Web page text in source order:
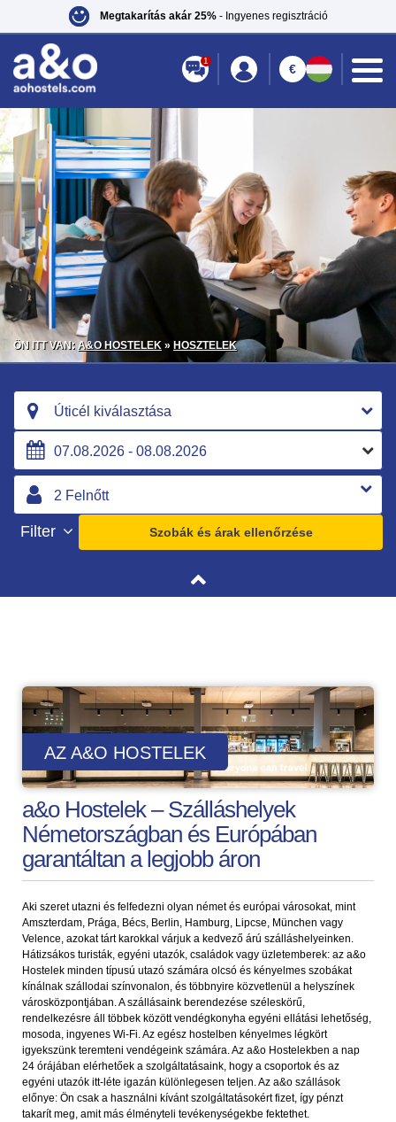
Megtakarítás akár 25% - Ingyenes regisztráció
1
€
ÖN ITT VAN: A&O HOSTELEK » HOSZTELEK
Úticél kiválasztása
Filter Szobák és árak ellenőrzése
AZ A&O HOSTELEK
a&o Hostelek – Szálláshelyek
Németországban és Európában
garantáltan a legjobb áron
Aki szeret utazni és felfedezni olyan német és európai városokat, mint
Amszterdam, Prága, Bécs, Berlin, Hamburg, Lipcse, München vagy
Velence, azokat tárt karokkal várjuk a kedvező árú szálláshelyeinken.
Hátizsákos turisták, egyéni utazók, családok vagy üzletemberek: az a&o
Hostelek minden típusú utazó számára olcsó és kényelmes szobákat
kínálnak szállodai színvonalon, és többnyire közvetlenül a helyszínek
városközpontjában. A szállásaink berendezése széleskörű,
rendelkezésre áll többek között vendégkonyha egyéni ellátási lehetőség,
mosoda, ingyenes Wi-Fi. Az egész hostelben kényelmes légkört
igyekszünk teremteni vendégeink számára. Az a&o Hostelekben a nap
24 órájában elérhetőek a szolgáltatásaink, hogy a csoportok és az
egyéni utazók itt-léte igazán különlegesen teljen. Az a&o szállások
előnye: Ön csak a használni kívánt szolgáltatásokért fizet, így pénzt
takarít meg, amit más élményteli tevékenységekbe fektethet.